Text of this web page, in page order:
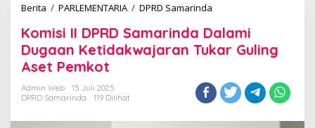
Berita / PARLEMENTARIA / DPRD Samarinda
DPRD
Samarinda
Dalami
Ketidakwajaran
Tukar
Aset
Komisi II DPRD Samarinda Dalami
Dugaan Ketidakwajaran Tukar Guling
Aset Pemkot
Admin Web
15 Juli 2025
DPRD Samarinda
119 Dilihat